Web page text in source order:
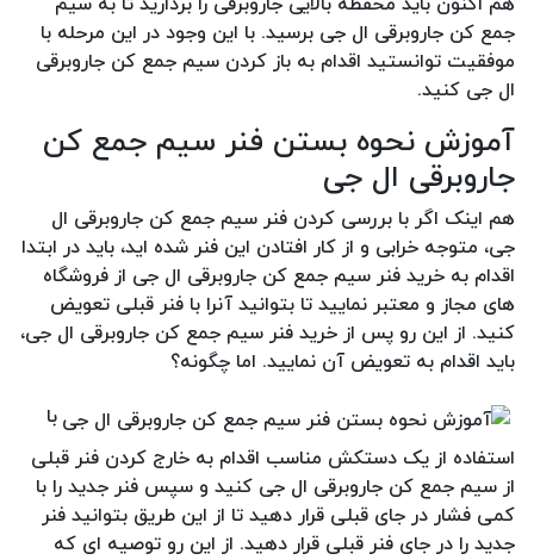
جمع کن جاروبرقی ال جی برسید. با این وجود در این مرحله با
موفقیت توانستید اقدام به باز کردن سیم جمع کن جاروبرقی
ال جی کنید.
آموزش نحوه بستن فنر سیم جمع کن
جاروبرقی ال جی
هم اینک اگر با بررسی کردن فنر سیم جمع کن جاروبرقی ال
جی، متوجه خرابی و از کار افتادن این فنر شده اید، باید در ابتدا
اقدام به خرید فنر سیم جمع کن جاروبرقی ال جی از فروشگاه
های مجاز و معتبر نمایید تا بتوانید آنرا با فنر قبلی تعویض
کنید. از این رو پس از خرید فنر سیم جمع کن جاروبرقی ال جی،
باید اقدام به تعویض آن نمایید. اما چگونه؟
با
استفاده از یک دستکش مناسب اقدام به خارج کردن فنر قبلی
از سیم جمع کن جاروبرقی ال جی کنید و سپس فنر جدید را با
کمی فشار در جای قبلی قرار دهید تا از این طریق بتوانید فنر
جدید را در جای فنر قبلی قرار دهید. از این رو توصیه ای که